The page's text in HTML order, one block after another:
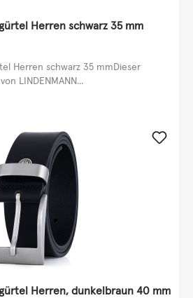
Herren schwarz 35 mm
Herren schwarz 35 mmDieser
LINDENMANN...
Herren, dunkelbraun 40 mm